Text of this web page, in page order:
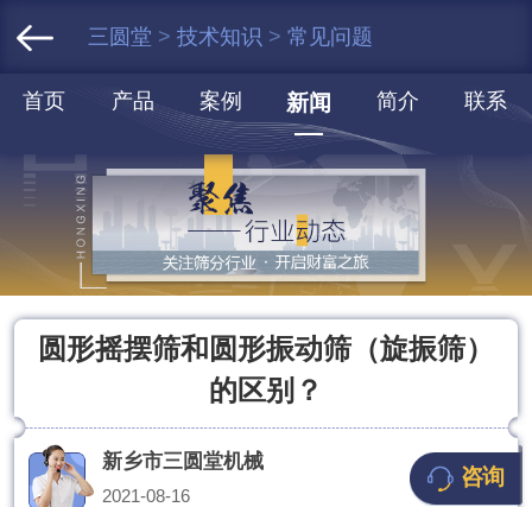
三圆堂 > 技术知识 > 常见问题
首页 产品 案例 新闻 简介 联系
圆形摇摆筛和圆形振动筛（旋振筛）
的区别？
新乡市三圆堂机械
2021-08-16
咨询